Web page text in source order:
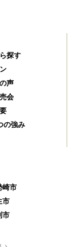
探す
声
会
の強み
崎市
市
市